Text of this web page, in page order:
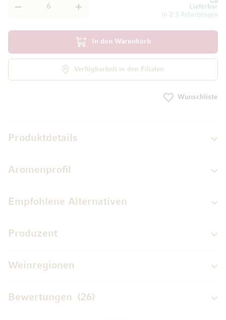
Lieferbar
in 2-3 Arbeitstagen
In den Warenkorb
Verfügbarkeit in den Filialen
Wunschliste
Produktdetails
Aromenprofil
Empfohlene Alternativen
Produzent
Weinregionen
Bewertungen 26